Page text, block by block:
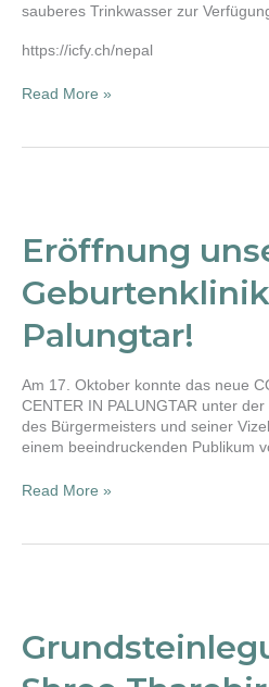
sauberes Trinkwasser zur
https://icfy.ch/nepal
Read More »
Eröffnung
Palungtar!
Am 17. Oktober konnte das neue
CENTER IN PALUNGTAR unter
des Bürgermeisters und seiner
einem beeindruckenden Publikum
1.
Geburtenklinik
Palungtar!
Read More »
der
Shree
Tharebir